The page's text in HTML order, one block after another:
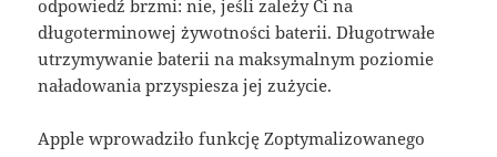
odpowiedź brzmi: nie, jeśli zależy Ci na
długoterminowej żywotności baterii. Długotrwałe
utrzymywanie baterii na maksymalnym poziomie
naładowania przyspiesza jej zużycie.
Apple wprowadziło funkcję Zoptymalizowanego